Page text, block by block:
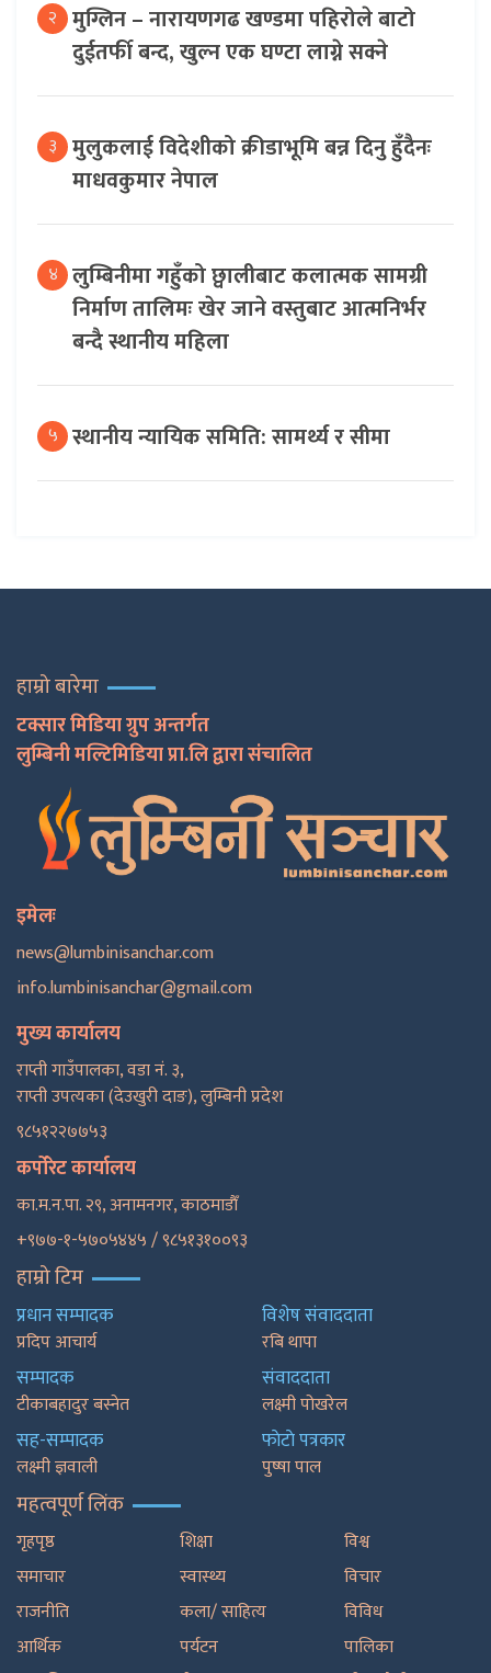
२ मुग्लिन – नारायणगढ खण्डमा पहिरोले बाटो
दुईतर्फी बन्द, खुल्न एक घण्टा लाग्ने सक्ने
३ मुलुकलाई विदेशीको क्रीडाभूमि बन्न दिनु हुँदैनः
माधवकुमार नेपाल
४ लुम्बिनीमा गहुँको छ्वालीबाट कलात्मक सामग्री
निर्माण तालिमः खेर जाने वस्तुबाट आत्मनिर्भर
बन्दै स्थानीय महिला
५ स्थानीय न्यायिक समिति: सामर्थ्य र सीमा
हाम्रो बारेमा
टक्सार मिडिया ग्रुप अन्तर्गत
लुम्बिनी मल्टिमिडिया प्रा.लि द्वारा संचालित
इमेलः
news@lumbinisanchar.com
info.lumbinisanchar@gmail.com
मुख्य कार्यालय
राप्ती गाउँपालका, वडा नं. ३,
राप्ती उपत्यका (देउखुरी दाङ), लुम्बिनी प्रदेश
९८५१२२७७५३
कर्पोरेट कार्यालय
का.म.न.पा. २९, अनामनगर, काठमाडाैँ
+९७७-१-५७०५४४५ / ९८५१३१००९३
हाम्रो टिम
प्रधान सम्पादक
प्रदिप आचार्य
सम्पादक
टीकाबहादुर बस्नेत
सह-सम्पादक
लक्ष्मी ज्ञवाली
विशेष संवाददाता
रबि थापा
संवाददाता
लक्ष्मी पोखरेल
फाेटाे पत्रकार
पुष्षा पाल
महत्वपूर्ण लिंक
गृहपृष्ठ
समाचार
राजनीति
आर्थिक
शिक्षा
स्वास्थ्य
कला/ साहित्य
पर्यटन
विश्व
विचार
विविध
पालिका